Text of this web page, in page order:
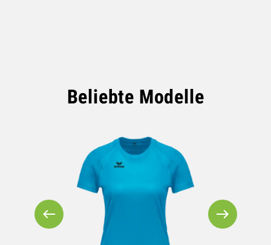
Beliebte Modelle